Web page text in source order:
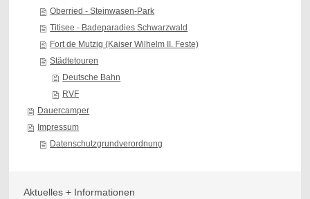
Oberried - Steinwasen-Park
Titisee - Badeparadies Schwarzwald
Fort de Mutzig (Kaiser Wilhelm II. Feste)
Städtetouren
Deutsche Bahn
RVF
Dauercamper
Impressum
Datenschutzgrundverordnung
Aktuelles + Informationen